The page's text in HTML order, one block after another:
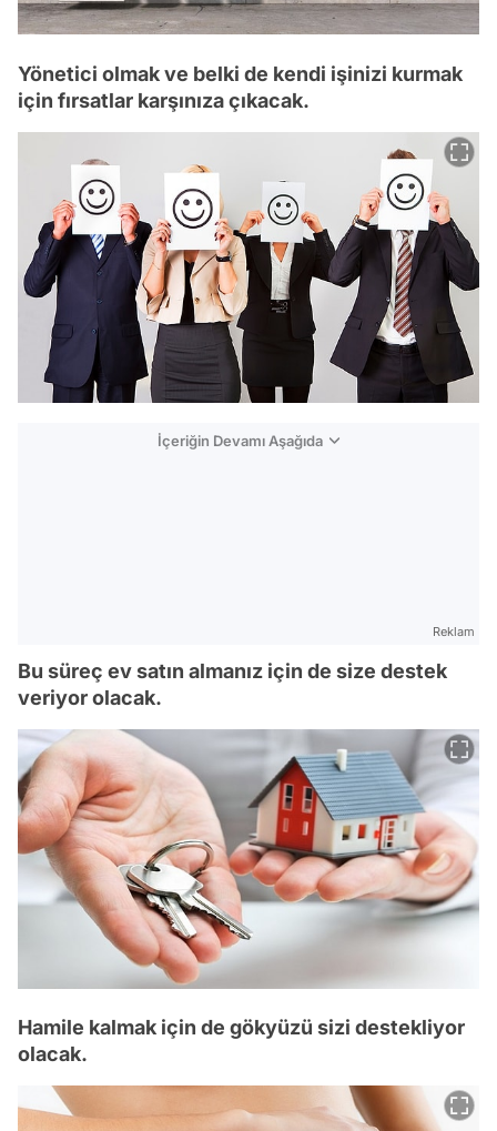
Yönetici olmak ve belki de kendi işinizi kurmak
için fırsatlar karşınıza çıkacak.
İçeriğin Devamı Aşağıda
Reklam
Bu süreç ev satın almanız için de size destek
veriyor olacak.
Hamile kalmak için de gökyüzü sizi destekliyor
olacak.